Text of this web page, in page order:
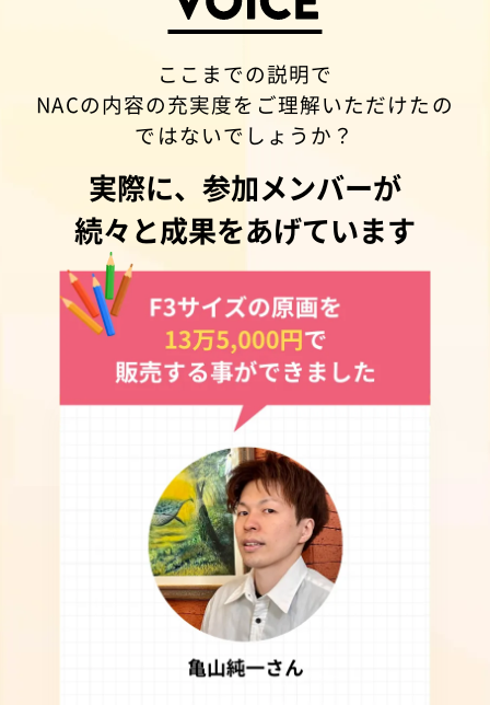
ここまでの説明で
NACの内容の充実度をご理解いただけたの
ではないでしょうか？
実際に、参加メンバーが
続々と成果をあげています